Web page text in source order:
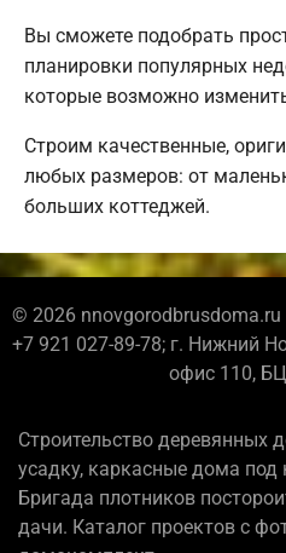
Вы сможете подобрать
планировки популярных
которые возможно
Строим качественные,
любых размеров: от
больших коттеджей.
© 2026 nnovgorodbrusdoma.ru
+7 921 027-89-78; г. Нижний
офис 110,
Строительство
усадку, каркасные дома
Бригада плотников
дачи. Каталог проектов с